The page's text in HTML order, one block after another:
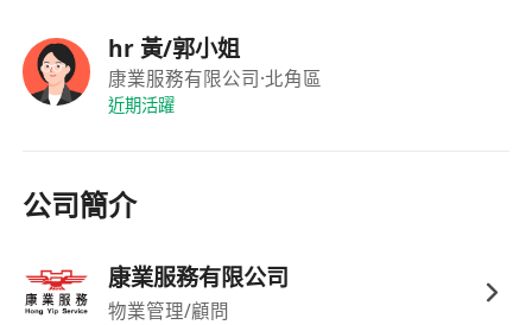
hr 黃/郭小姐
康業服務有限公司·北角區
近期活躍
公司簡介
康業服務有限公司
物業管理/顧問